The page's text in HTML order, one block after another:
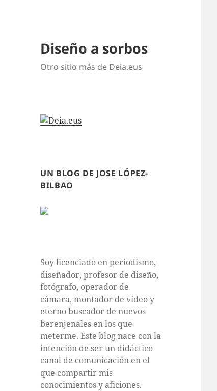
Diseño a sorbos
Otro sitio más de Deia.eus
UN BLOG DE JOSE LÓPEZ-
BILBAO
Soy licenciado en periodismo,
diseñador, profesor de diseño,
fotógrafo, operador de
cámara, montador de vídeo y
eterno buscador de nuevos
berenjenales en los que
meterme. Este blog nace con la
intención de ser un didáctico
canal de comunicación en el
que compartir mis
conocimientos y aficiones.